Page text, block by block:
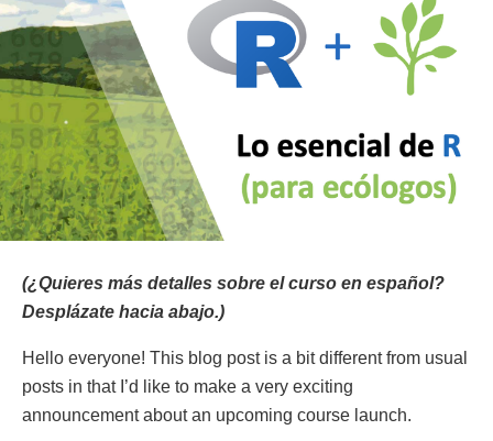
(¿Quieres más detalles sobre el curso en español?
Desplázate hacia abajo.)
Hello everyone! This blog post is a bit different from usual
posts in that I’d like to make a very exciting
announcement about an upcoming course launch.